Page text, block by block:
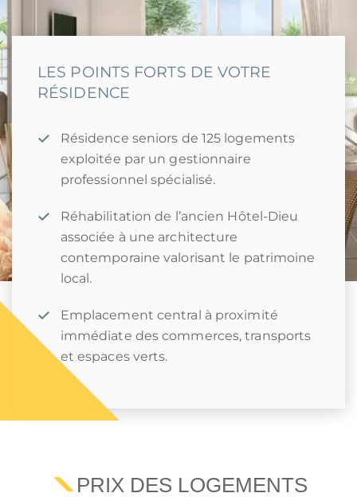
LES POINTS FORTS DE VOTRE
RÉSIDENCE
Résidence seniors de 125 logements
exploitée par un gestionnaire
professionnel spécialisé.
Réhabilitation de l’ancien Hôtel-Dieu
associée à une architecture
contemporaine valorisant le patrimoine
local.
Emplacement central à proximité
immédiate des commerces, transports
et espaces verts.
PRIX DES LOGEMENTS